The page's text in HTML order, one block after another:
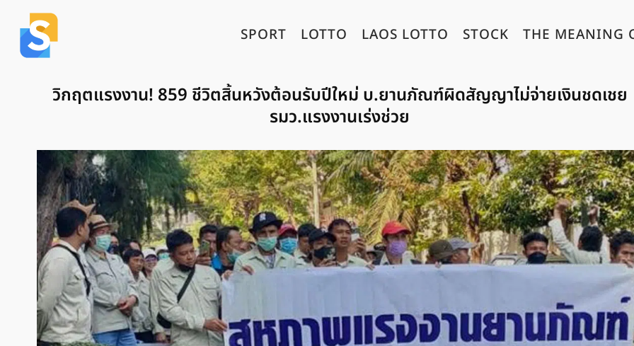
SPORT LOTTO LAOS LOTTO STOCK THE MEANING
วิกฤตแรงงาน! 859 ชีวิตสิ้นหวังต้อนรับปีใหม่ บ.ยานภัณฑ์ผิดสัญญาไม่จ่ายเงินชดเชย
รมว.แรงงานเร่งช่วย